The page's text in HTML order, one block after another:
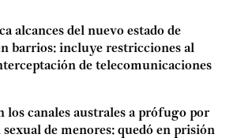
alcances del nuevo estado de
barrios: incluye restricciones al
de telecomunicaciones
los canales australes a prófugo por
de menores: quedó en prisión